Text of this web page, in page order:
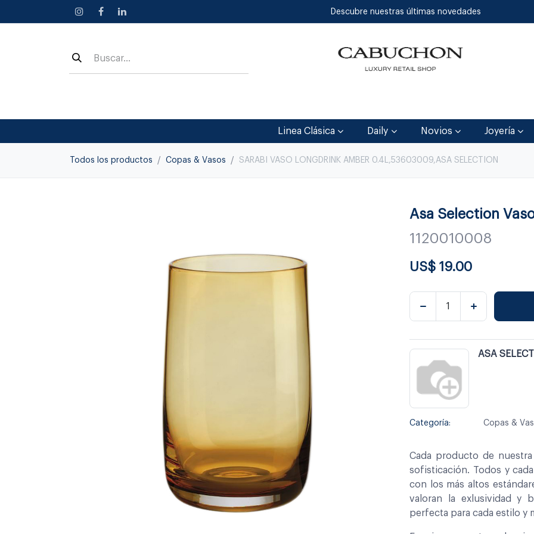
Descubre nuestras últimas novedades
Linea Clásica Daily Novios Joyería
Todos los productos Copas & Vasos SARABI VASO LONGDRINK AMBER 0.4L,53603009,ASA SELECTION
Asa Selection
1120010008
US$ 19.00
ASA
Categoría: Copas &
Cada producto de
sofisticación. Todos y
con los más altos
valoran la exlusividad y
perfecta para cada estilo y